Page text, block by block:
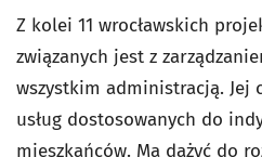
Z kolei 11 wrocławskich
związanych jest z
wszystkim administracją. Jej
usług dostosowanych do
mieszkańców. Ma dążyć do